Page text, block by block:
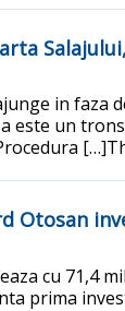
in faza
este un
Otosan
cu 71,4
prima